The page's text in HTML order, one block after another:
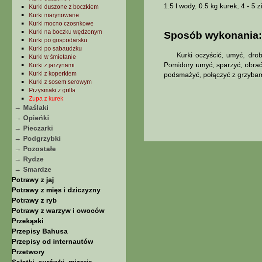
Kurki duszone z boczkiem
Kurki marynowane
Kurki mocno czosnkowe
Kurki na boczku wędzonym
Kurki po gospodarsku
Kurki po sabaudzku
Kurki w śmietanie
Kurki z jarzynami
Kurki z koperkiem
Kurki z sosem serowym
Przysmaki z grilla
Zupa z kurek
→ Maślaki
→ Opieńki
→ Pieczarki
→ Podgrzybki
→ Pozostałe
→ Rydze
→ Smardze
Potrawy z jaj
Potrawy z mięs i dziczyzny
Potrawy z ryb
Potrawy z warzyw i owoców
Przekąski
Przepisy Bahusa
Przepisy od internautów
Przetwory
1.5 l wody, 0.5 kg kurek, 4 - 5
Sposób wykonania:
Kurki oczyścić, umyć,
Pomidory umyć, sparzyć,
podsmażyć, połączyć z